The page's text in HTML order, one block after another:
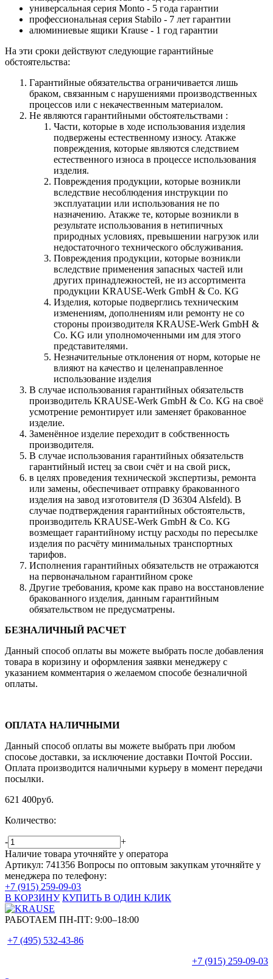
универсальная серия Monto - 5 года гарантии
профессиональная серия Stabilo - 7 лет гарантии
алюминиевые ящики Krause - 1 год гарантии
На эти сроки действуют следующие гарантийные
обстоятельства:
Гарантийные обязательства ограничивается лишь
браком, связанным с нарушениями производственных
процессов или с некачественным материалом.
Не являются гарантийными обстоятельствами :
Части, которые в ходе использования изделия
подвержены естественному износу. Атакже
повреждения, которые являются следствием
естественного износа в процессе использования
изделия.
Повреждения продукции, которые возникли
вследствие несоблюдения инструкции по
эксплуатации или использования не по
назначению. Атакже те, которые возникли в
результате использования в нетипичных
природных условиях, превышении нагрузок или
недостаточного технического обслуживания.
Повреждения продукции, которые возникли
вследствие применения запасных частей или
других принадлежностей, не из ассортимента
продукции KRAUSE-Werk GmbH & Со. KG
Изделия, которые подверглись техническим
изменениям, дополнениям или ремонту не со
стороны производителя KRAUSE-Werk GmbH &
Со. KG или уполномоченными им для этого
представителями.
Незначительные отклонения от норм, которые не
влияют на качество и целенаправленное
использование изделия
В случае использования гарантийных обязательств
производитель KRAUSE-Werk GmbH & Со. KG на своё
усмотрение ремонтирует или заменяет бракованное
изделие.
Заменённое изделие переходит в собственность
производителя.
В случае использования гарантийных обязательств
гарантийный истец за свои счёт и на свой риск,
в целях проведения технической экспертизы, ремонта
или замены, обеспечивает отправку бракованного
изделия на завод изготовителя (D 36304 Alsfeld). В
случае подтверждения гарантийных обстоятельств,
производитель KRAUSE-Werk GmbH & Со. KG
возмещает гарантийному истцу расходы по пересылке
изделия по расчёту минимальных транспортных
тарифов.
Исполнения гарантийных обязательств не отражаются
на первоначальном гарантийном сроке
Другие требования, кроме как право на восстановление
бракованного изделия, данным гарантийным
обязательством не предусматрены.
БЕЗНАЛИЧНЫЙ РАСЧЕТ
Данный способ оплаты вы можете выбрать после добавления
товара в коризину и оформления заявки менеджеру c
указанием комментария о желаемом способе безналичной
оплаты.
ОПЛАТА НАЛИЧНЫМИ
Данный способ оплаты вы можете выбрать при любом
спосоье доставки, за исключение доставки Почтой России.
Оплата производится наличными курьеру в момент передачи
посылки.
621 400руб.
Количество:
-
+
Наличие товара уточняйте у оператора
Артикул: 741356 Вопросы по оптовым закупкам уточняйте у
менеджера по телефону:
+7 (915) 259-09-03
В КОРЗИНУ КУПИТЬ В ОДИН КЛИК
РАБОТАЕМ ПН-ПТ: 9:00–18:00
+7 (495) 532-43-86
+7 (915) 259-09-03